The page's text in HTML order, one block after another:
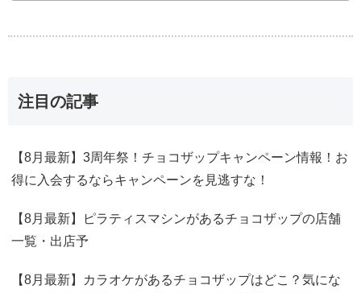
注目の記事
【8月最新】3周年祭！チョコザップキャンペーン情報！お
得に入会するならキャンペーンを見逃すな！
【8月最新】ピラティスマシンがあるチョコザップの店舗
一覧・出店予
【8月最新】カラオケがあるチョコザップはどこ？気にな